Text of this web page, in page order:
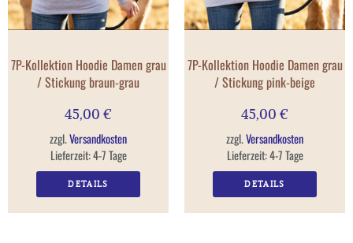
7P-Kollektion Hoodie Damen grau
/ Stickung braun-grau
45,00 €
zzgl.Versandkosten
Lieferzeit:4-7 Tage
DETAILS
7P-Kollektion Hoodie Damen grau
/ Stickung pink-beige
45,00 €
zzgl.Versandkosten
Lieferzeit:4-7 Tage
DETAILS